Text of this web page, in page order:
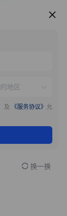
服务推荐
及 《服务协议》 允
换一换